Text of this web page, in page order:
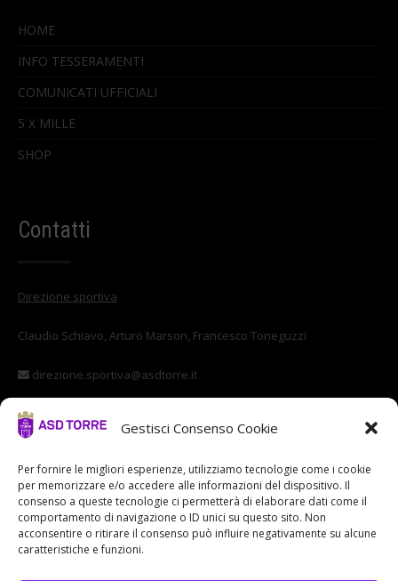
Gestisci Consenso Cookie
Per fornire le migliori esperienze, utilizziamo tecnologie come i cookie
per memorizzare e/o accedere alle informazioni del dispositivo. Il
consenso a queste tecnologie ci permetterà di elaborare dati come il
comportamento di navigazione o ID unici su questo sito. Non
acconsentire o ritirare il consenso può influire negativamente su alcune
caratteristiche e funzioni.
HOME
INFO TESSERAMENTI
COMUNICATI UFFICIALI
5 X MILLE
SHOP
Contatti
Direzione sportiva
Claudio Schiavo, Arturo Marson, Francesco Toneguzzi
direzione.sportiva@asdtorre.it
Settore giovanile
settore.giovanile@asdtorre.it